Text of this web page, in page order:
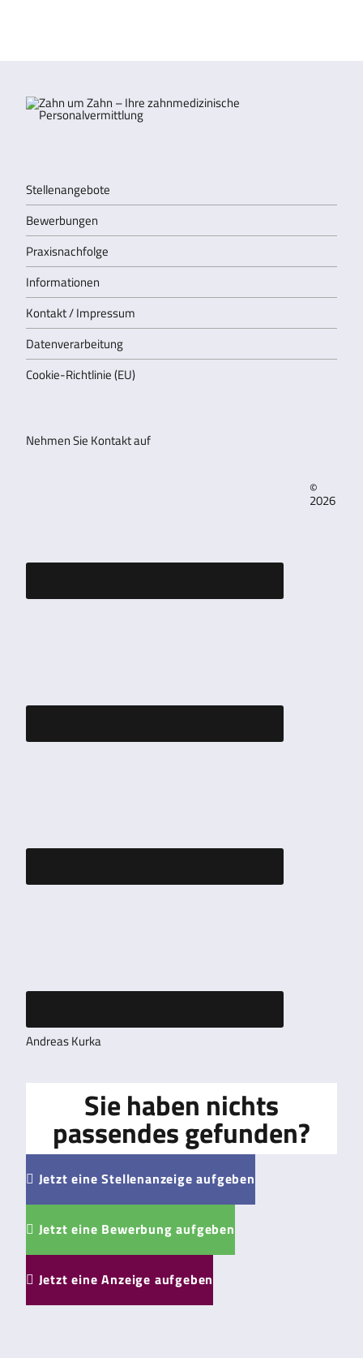
Stellenangebote
Bewerbungen
Praxisnachfolge
Informationen
Kontakt / Impressum
Datenverarbeitung
Cookie-Richtlinie (EU)
Nehmen Sie Kontakt auf
©
2026
Andreas Kurka
Sie haben nichts
passendes gefunden?
 Jetzt eine Stellenanzeige aufgeben
 Jetzt eine Bewerbung aufgeben
 Jetzt eine Anzeige aufgeben